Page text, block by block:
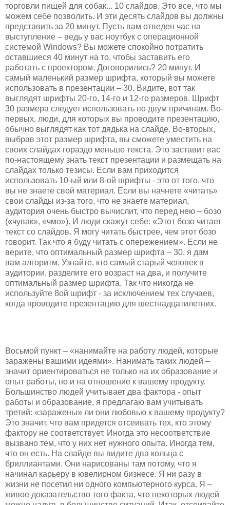
торговли пищей для собак... 10 слайдов. Это все, что мы
можем себе позволить. И эти десять слайдов вы должны
представить за 20 минут. Пусть вам отведен час на
выступление – ведь у вас ноутбук с операционной
системой Windows? Вы можете спокойно потратить
оставшиеся 40 минут на то, чтобы заставить его
работать с проектором. Договорились? 20 минут. И
самый маленький размер шрифта, который вы можете
использовать в презентации – 30. Видите, вот так
выглядят шрифты 20-го, 14-го и 12-го размеров. Шрифт
30 размера следует использовать по двум причинам. Во-
первых, люди, для которых вы проводите презентацию,
обычно выглядят как тот дядька на слайде. Во-вторых,
выбрав этот размер шрифта, вы сможете уместить на
своих слайдах гораздо меньше текста. Это заставит вас
по-настоящему знать текст презентации и размещать на
слайдах только тезисы. Если вам приходится
использовать 10-ый или 8-ой шрифты - это от того, что
вы не знаете свой материал. Если вы начнете «читать»
свои слайды из-за того, что не знаете материал,
аудитория очень быстро вычислит, что перед нею – бозо
(«чувак», «чмо»). И люди скажут себе: «Этот бозо читает
текст со слайдов. Я могу читать быстрее, чем этот бозо
говорит. Так что я буду читать с опережением». Если не
верите, что оптимальный размер шрифта – 30, я дам
вам алгоритм. Узнайте, кто самый старый человек в
аудитории, разделите его возраст на два, и получите
оптимальный размер шрифта. Так что никогда не
используйте 8ой шрифт - за исключением тех случаев,
когда проводите презентацию для шестнадцатилетних.
Восьмой пункт – «нанимайте на работу людей, которые
заражены вашими идеями». Нанимать таких людей –
значит ориентироваться не только на их образование и
опыт работы, но и на отношение к вашему продукту.
Большинство людей учитывает два фактора - опыт
работы и образование, я предлагаю вам учитывать
третий: «заражены» ли они любовью к вашему продукту?
Это значит, что вам придется отсеивать тех, кто этому
фактору не соответствует. Иногда это несоответствие
вызвано тем, что у них нет нужного опыта. Иногда тем,
что он есть. На слайде вы видите два кольца с
бриллиантами. Они нарисованы там потому, что я
начинал карьеру в ювелирном бизнесе. Я ни разу в
жизни не посетил ни одного компьютерного курса. Я –
живое доказательство того факта, что некоторых людей